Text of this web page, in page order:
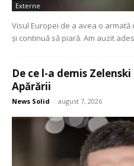
Externe
Visul Europei de a avea o armată
și continuă să piară. Am auzit
De ce l-a demis
Apărării
News Solid - august 7, 2026